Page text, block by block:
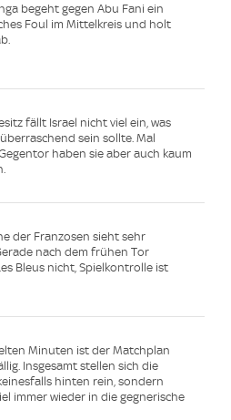
begeht gegen Abu Fani ein
Foul im Mittelkreis und holt
fällt Israel nicht viel ein, was
sein sollte. Mal
haben sie aber auch kaum
der Franzosen sieht sehr
nach dem frühen Tor
Bleus nicht, Spielkontrolle ist
Minuten ist der Matchplan
Insgesamt stellen sich die
hinten rein, sondern
immer wieder in die gegnerische